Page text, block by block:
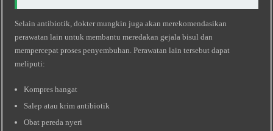
Selain antibiotik, dokter mungkin juga akan merekomendasikan
perawatan lain untuk membantu meredakan gejala bisul dan
mempercepat proses penyembuhan. Perawatan lain tersebut dapat
meliputi:
Kompres hangat
Salep atau krim antibiotik
Obat pereda nyeri